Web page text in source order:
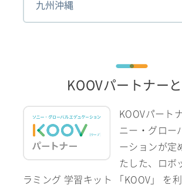
九州沖縄
KOOVパートナー
KOOVパート
ニー・グロー
ーションが定
たした、ロボ
ラミング 学習キット 「KOOV」 を